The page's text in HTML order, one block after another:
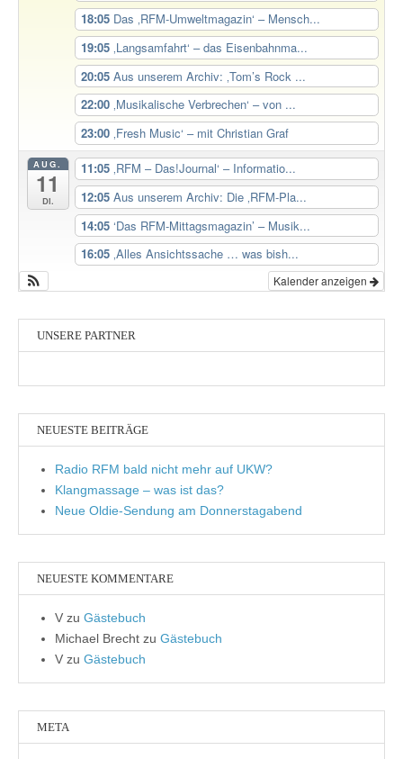
18:05 Das ‚RFM-Umweltmagazin‘ – Mensch...
19:05 ‚Langsamfahrt‘ – das Eisenbahnma...
20:05 Aus unserem Archiv: ‚Tom’s Rock ...
22:00 ‚Musikalische Verbrechen‘ – von ...
23:00 ‚Fresh Music‘ – mit Christian Graf
AUG.
11
Di.
11:05 ‚RFM – Das!Journal‘ – Informatio...
12:05 Aus unserem Archiv: Die ‚RFM-Pla...
14:05 ‘Das RFM-Mittagsmagazin’ – Musik...
16:05 ‚Alles Ansichtssache … was bish...
Kalender anzeigen
UNSERE PARTNER
NEUESTE BEITRÄGE
Radio RFM bald nicht mehr auf UKW?
Klangmassage – was ist das?
Neue Oldie-Sendung am Donnerstagabend
NEUESTE KOMMENTARE
V zu Gästebuch
Michael Brecht zu Gästebuch
V zu Gästebuch
META